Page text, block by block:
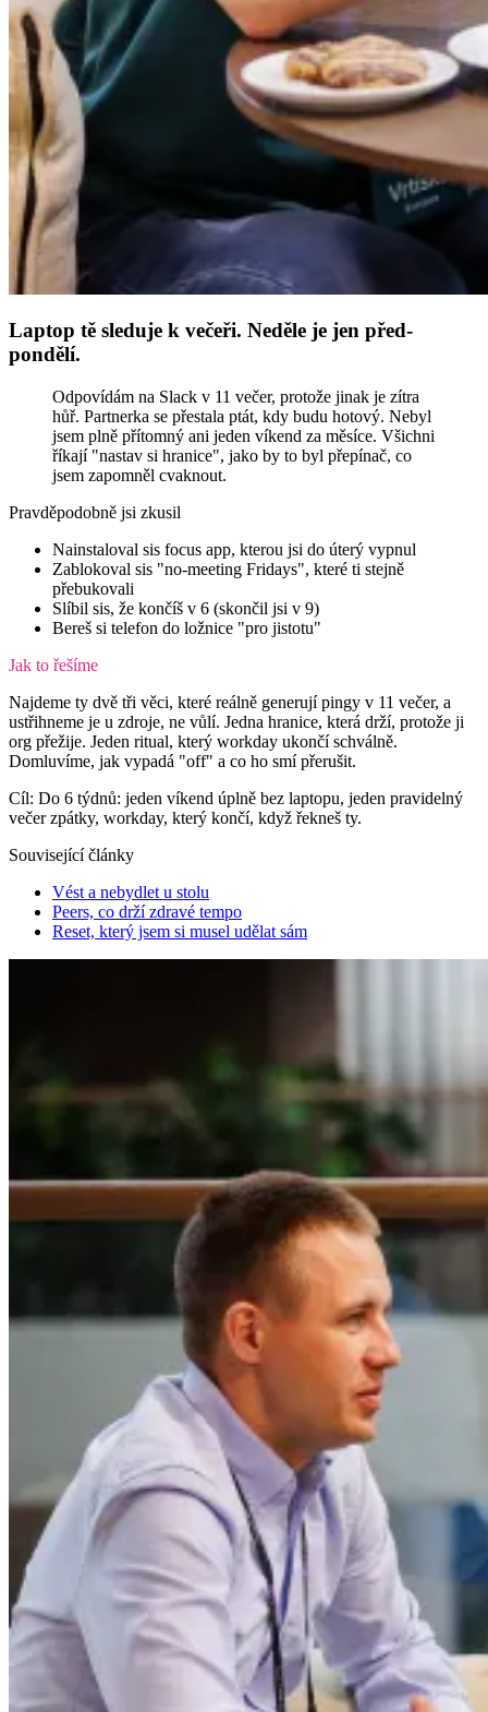
Laptop tě sleduje k večeři. Neděle je jen před-
pondělí.
Odpovídám na Slack v 11 večer, protože jinak je zítra
hůř. Partnerka se přestala ptát, kdy budu hotový. Nebyl
jsem plně přítomný ani jeden víkend za měsíce. Všichni
říkají "nastav si hranice", jako by to byl přepínač, co
jsem zapomněl cvaknout.
Pravděpodobně jsi zkusil
Nainstaloval sis focus app, kterou jsi do úterý vypnul
Zablokoval sis "no-meeting Fridays", které ti stejně
přebukovali
Slíbil sis, že končíš v 6 (skončil jsi v 9)
Bereš si telefon do ložnice "pro jistotu"
Jak to řešíme
Najdeme ty dvě tři věci, které reálně generují pingy v 11 večer, a
ustřihneme je u zdroje, ne vůlí. Jedna hranice, která drží, protože ji
org přežije. Jeden ritual, který workday ukončí schválně.
Domluvíme, jak vypadá "off" a co ho smí přerušit.
Cíl: Do 6 týdnů: jeden víkend úplně bez laptopu, jeden pravidelný
večer zpátky, workday, který končí, když řekneš ty.
Související články
Vést a nebydlet u stolu
Peers, co drží zdravé tempo
Reset, který jsem si musel udělat sám